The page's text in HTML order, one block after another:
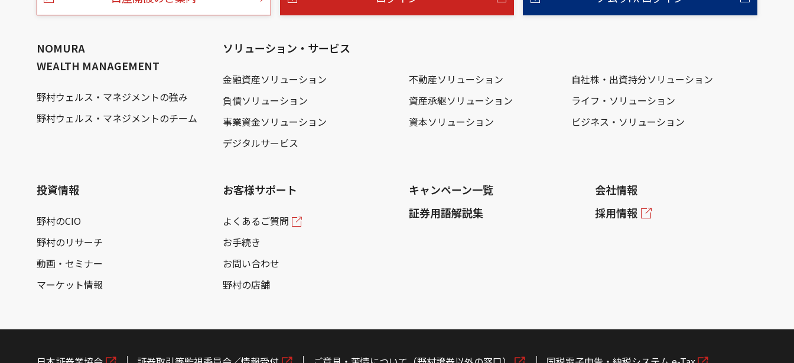
NOMURA
WEALTH MANAGEMENT
野村ウェルス・マネジメントの強み
野村ウェルス・マネジメントのチーム
ソリューション・サービス
金融資産ソリューション 不動産ソリューション
自社株・出資持分ソリューション
負債ソリューション
資産承継ソリューション
ライフ・ソリューション
事業資金ソリューション
資本ソリューション
ビジネス・ソリューション
デジタルサービス
投資情報
野村のCIO
野村のリサーチ
動画・セミナー
マーケット情報
お客様サポート
よくあるご質問
お手続き
お問い合わせ
野村の店舗
キャンペーン一覧
証券用語解説集
会社情報
採用情報